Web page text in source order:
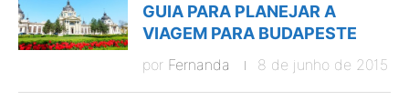
GUIA PARA PLANEJAR A
VIAGEM PARA BUDAPESTE
por Fernanda 8 de junho de 2015